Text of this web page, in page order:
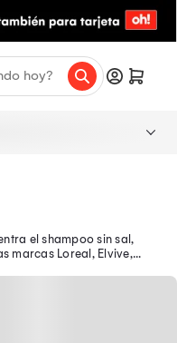
el shampoo sin sal,
marcas Loreal, Elvive,